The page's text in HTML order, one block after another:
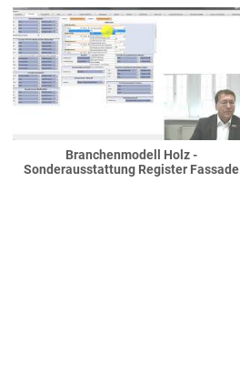
Branchenmodell Holz -
Sonderausstattung Register Fassade